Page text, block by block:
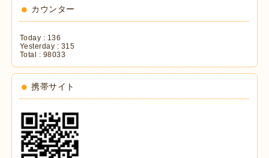
カウンター
Today : 136
Yesterday : 315
Total : 98033
携帯サイト